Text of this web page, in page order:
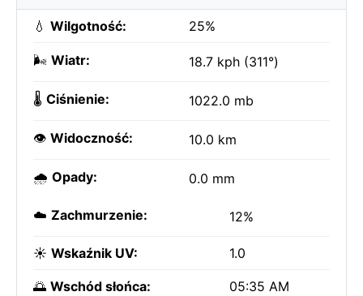
💧 Wilgotność: 25%
🌬️ Wiatr: 18.7 kph (311°)
🌡️ Ciśnienie: 1022.0 mb
👁️ Widoczność: 10.0 km
🌧️ Opady: 0.0 mm
☁️ Zachmurzenie: 12%
☀️ Wskaźnik UV: 1.0
🌅 Wschód słońca: 05:35 AM